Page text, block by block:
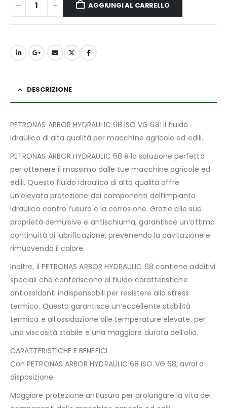
AGGIUNGI AL CARRELLO
DESCRIZIONE
PETRONAS ARBOR HYDRAULIC 68 ISO VG 68: il fluido
idraulico di alta qualità per macchine agricole ed edili.
PETRONAS ARBOR HYDRAULIC 68 è la soluzione perfetta
per ottenere il massimo dalle tue macchine agricole ed
edili. Questo fluido idraulico di alta qualità offre
un’elevata protezione dei componenti dell’impianto
idraulico contro l’usura e la corrosione. Grazie alle sue
proprietà demulsive e antischiuma, garantisce un’ottima
continuità di lubrificazione, prevenendo la cavitazione e
rimuovendo il calore.
Inoltre, il PETRONAS ARBOR HYDRAULIC 68 contiene additivi
speciali che conferiscono al fluido caratteristiche
antiossidanti indispensabili per resistere allo stress
termico. Questo garantisce un’eccellente stabilità
termica e all’ossidazione alle temperature elevate, per
una viscosità stabile e una maggiore durata dell’olio.
CARATTERISTICHE E BENEFICI
Con PETRONAS ARBOR HYDRAULIC 68 ISO VG 68, avrai a
disposizione:
Maggiore protezione antiusura per prolungare la vita dei